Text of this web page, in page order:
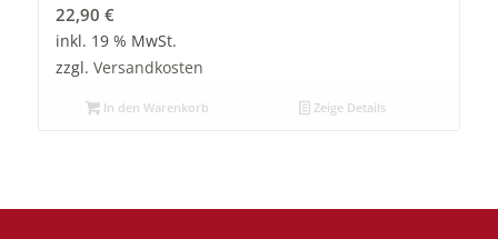
22,90 €
inkl. 19 % MwSt.
zzgl. Versandkosten
In den Warenkorb Zeige Details